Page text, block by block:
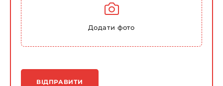
Додати фото
ВІДПРАВИТИ